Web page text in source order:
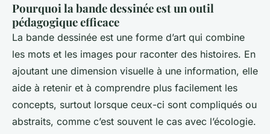
Pourquoi la bande dessinée est un outil
pédagogique efficace
La bande dessinée est une forme d’art qui combine
les mots et les images pour raconter des histoires. En
ajoutant une dimension visuelle à une information, elle
aide à retenir et à comprendre plus facilement les
concepts, surtout lorsque ceux-ci sont compliqués ou
abstraits, comme c’est souvent le cas avec l’écologie.